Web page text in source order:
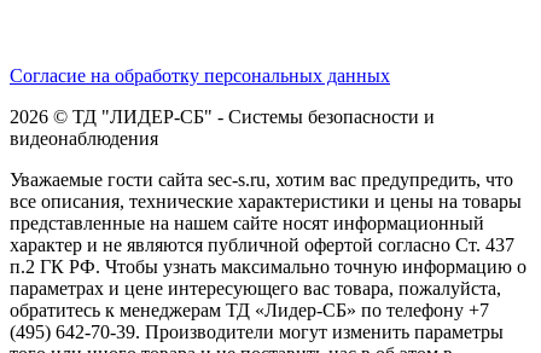
Согласие на обработку персональных данных
2026 © ТД "ЛИДЕР-СБ" - Системы безопасности и
видеонаблюдения
Уважаемые гости сайта sec-s.ru, хотим вас предупредить, что
все описания, технические характеристики и цены на товары
представленные на нашем сайте носят информационный
характер и не являются публичной офертой согласно Ст. 437
п.2 ГК РФ. Чтобы узнать максимально точную информацию о
параметрах и цене интересующего вас товара, пожалуйста,
обратитесь к менеджерам ТД «Лидер-СБ» по телефону +7
(495) 642-70-39. Производители могут изменить параметры